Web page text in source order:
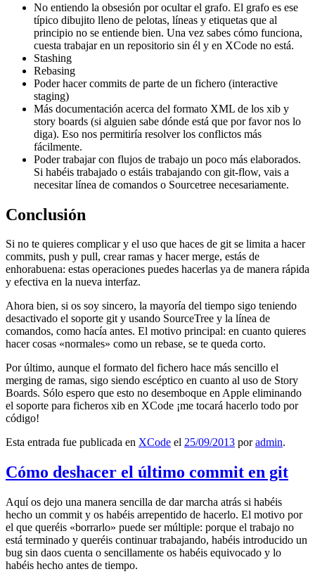
No entiendo la obsesión por ocultar el grafo. El grafo es ese
típico dibujito lleno de pelotas, líneas y etiquetas que al
principio no se entiende bien. Una vez sabes cómo funciona,
cuesta trabajar en un repositorio sin él y en XCode no está.
Stashing
Rebasing
Poder hacer commits de parte de un fichero (interactive
staging)
Más documentación acerca del formato XML de los xib y
story boards (si alguien sabe dónde está que por favor nos lo
diga). Eso nos permitiría resolver los conflictos más
fácilmente.
Poder trabajar con flujos de trabajo un poco más elaborados.
Si habéis trabajado o estáis trabajando con git-flow, vais a
necesitar línea de comandos o Sourcetree necesariamente.
Conclusión
Si no te quieres complicar y el uso que haces de git se limita a hacer
commits, push y pull, crear ramas y hacer merge, estás de
enhorabuena: estas operaciones puedes hacerlas ya de manera rápida
y efectiva en la nueva interfaz.
Ahora bien, si os soy sincero, la mayoría del tiempo sigo teniendo
desactivado el soporte git y usando SourceTree y la línea de
comandos, como hacía antes. El motivo principal: en cuanto quieres
hacer cosas «normales» como un rebase, se te queda corto.
Por último, aunque el formato del fichero hace más sencillo el
merging de ramas, sigo siendo escéptico en cuanto al uso de Story
Boards. Sólo espero que esto no desemboque en Apple eliminando
el soporte para ficheros xib en XCode ¡me tocará hacerlo todo por
código!
Esta entrada fue publicada en XCode el 25/09/2013 poradmin.
Cómo deshacer el último commit en git
Aquí os dejo una manera sencilla de dar marcha atrás si habéis
hecho un commit y os habéis arrepentido de hacerlo. El motivo por
el que queréis «borrarlo» puede ser múltiple: porque el trabajo no
está terminado y queréis continuar trabajando, habéis introducido un
bug sin daos cuenta o sencillamente os habéis equivocado y lo
habéis hecho antes de tiempo.